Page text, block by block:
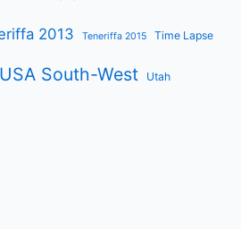
2013 Teneriffa 2015 Time Lapse
USA South-West Utah